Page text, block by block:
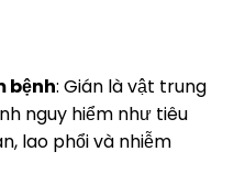
bệnh: Gián là vật trung
nguy hiểm như tiêu
lao phổi và nhiễm